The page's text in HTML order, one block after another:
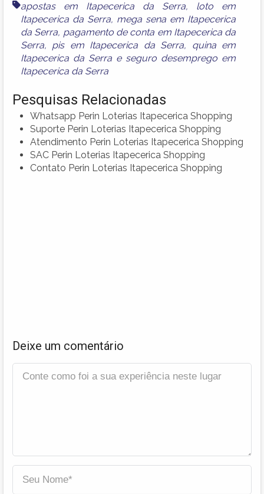
apostas em Itapecerica da Serra, loto em
Itapecerica da Serra, mega sena em Itapecerica
da Serra, pagamento de conta em Itapecerica da
Serra, pis em Itapecerica da Serra, quina em
Itapecerica da Serra e seguro desemprego em
Itapecerica da Serra
Pesquisas Relacionadas
Whatsapp Perin Loterias Itapecerica Shopping
Suporte Perin Loterias Itapecerica Shopping
Atendimento Perin Loterias Itapecerica Shopping
SAC Perin Loterias Itapecerica Shopping
Contato Perin Loterias Itapecerica Shopping
Deixe um comentário